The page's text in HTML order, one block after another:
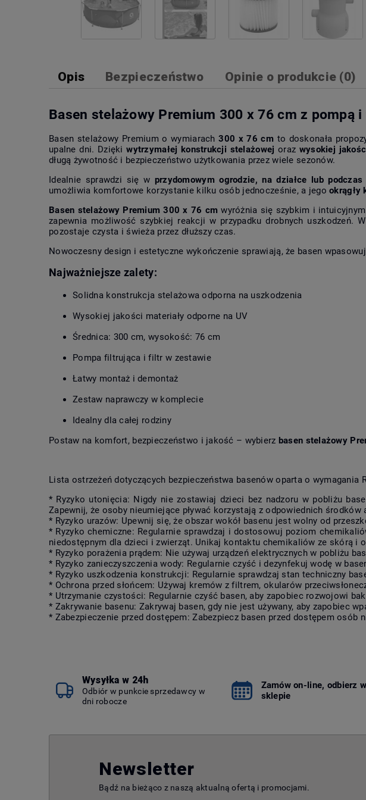
Opis Bezpieczeństwo Opinie o produkcie (0)
Basen stelażowy Premium 300 x 76 cm z
Basen stelażowy Premium o wymiarach300 x 76 cm to doskonała
upalne dni. Dziękiwytrzymałej konstrukcji stelażowej oraz wysokiej
długą żywotność i bezpieczeństwo użytkowania przez wiele sezonów.
Idealnie sprawdzi się w przydomowym ogrodzie, na działce lub
umożliwia komfortowe korzystanie kilku osób jednocześnie, a jegookrągły
Basen stelażowy Premium 300 x 76 cm wyróżnia się szybkim i
zapewnia możliwość szybkiej reakcji w przypadku drobnych uszkodzeń.
pozostaje czysta i świeża przez dłuższy czas.
Nowoczesny design i estetyczne wykończenie sprawiają, że basen
Najważniejsze zalety:
Solidna konstrukcja stelażowa odporna na uszkodzenia
Wysokiej jakości materiały odporne na UV
Średnica: 300 cm, wysokość: 76 cm
Pompa filtrująca i filtr w zestawie
Łatwy montaż i demontaż
Zestaw naprawczy w komplecie
Idealny dla całej rodziny
Postaw na komfort, bezpieczeństwo i jakość – wybierz basen stelażowy
Lista ostrzeżeń dotyczących bezpieczeństwa basenów oparta o wymagania
* Ryzyko utonięcia: Nigdy nie zostawiaj dzieci bez nadzoru w pobliżu
Zapewnij, że osoby nieumiejące pływać korzystają z odpowiednich środków
* Ryzyko urazów: Upewnij się, że obszar wokół basenu jest wolny od
* Ryzyko chemiczne: Regularnie sprawdzaj i dostosowuj poziom
niedostępnym dla dzieci i zwierząt. Unikaj kontaktu chemikaliów ze skórą i
* Ryzyko porażenia prądem: Nie używaj urządzeń elektrycznych w pobliżu
* Ryzyko zanieczyszczenia wody: Regularnie czyść i dezynfekuj wodę w
* Ryzyko uszkodzenia konstrukcji: Regularnie sprawdzaj stan techniczny
* Ochrona przed słońcem: Używaj kremów z filtrem, okularów
* Utrzymanie czystości: Regularnie czyść basen, aby zapobiec rozwojowi
* Zakrywanie basenu: Zakrywaj basen, gdy nie jest używany, aby zapobiec
* Zabezpieczenie przed dostępem: Zabezpiecz basen przed dostępem osób
Wysyłka w 24h
Odbiór w punkcie sprzedawcy w
dni robocze
Zamów on-line, odbierz w
sklepie
Newsletter
Bądź na bieżąco z naszą aktualną ofertą i promocjami.